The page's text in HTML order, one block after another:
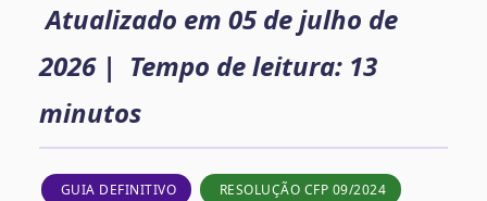
Atualizado em 05 de julho de
2026 | Tempo de leitura: 13
minutos
GUIA DEFINITIVO RESOLUÇÃO CFP 09/2024